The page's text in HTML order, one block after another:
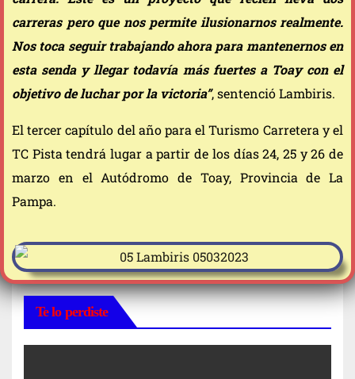
carreras pero que nos permite ilusionarnos realmente.
Nos toca seguir trabajando ahora para mantenernos en
esta senda y llegar todavía más fuertes a Toay con el
objetivo de luchar por la victoria”, sentenció Lambiris.
El tercer capítulo del año para el Turismo Carretera y el
TC Pista tendrá lugar a partir de los días 24, 25 y 26 de
marzo en el Autódromo de Toay, Provincia de La
Pampa.
Te lo perdiste